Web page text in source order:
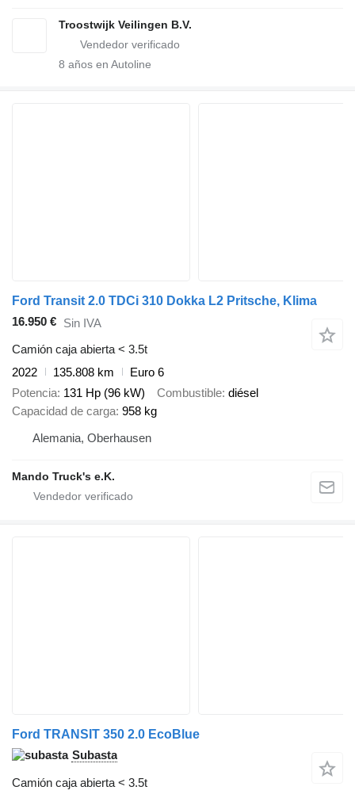
Troostwijk Veilingen B.V.
8 años en Autoline
Ford Transit 2.0 TDCi 310 Dokka L2 Pritsche, Klima
16.950 € Sin IVA
Camión caja abierta < 3.5t
2022
135.808 km
Euro 6
Potencia 131 Hp (96 kW) Combustible diésel
Capacidad de carga 958 kg
Alemania, Oberhausen
Mando Truck's e.K.
Ford TRANSIT 350 2.0 EcoBlue
Subasta
Camión caja abierta < 3.5t